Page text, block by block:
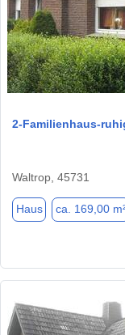
2-Familienhaus-
Waltrop, 45731
Haus ca. 169,00